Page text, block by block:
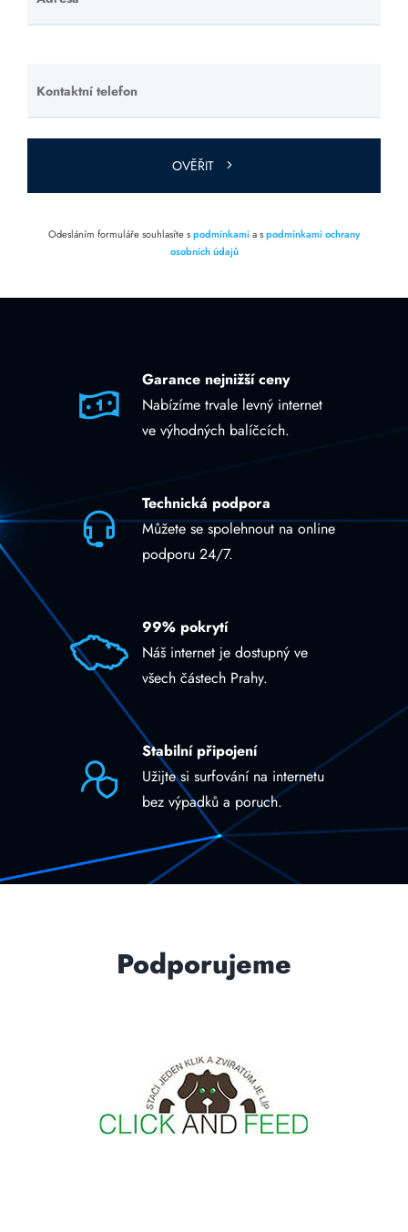
toto pole
Kontaktní telefon
Ponechte
toto pole
prázdné.
OVĚŘIT
Odesláním formuláře souhlasíte spodmínkamia spodmínkami ochrany
osobních údajů
Garance nejnižší ceny
Nabízíme trvale levný internet
ve výhodných balíčcích.
Technická podpora
Můžete se spolehnout na online
podporu 24/7.
99% pokrytí
Náš internet je dostupný ve
všech částech Prahy.
Stabilní připojení
Užijte si surfování na internetu
bez výpadků a poruch.
Podporujeme